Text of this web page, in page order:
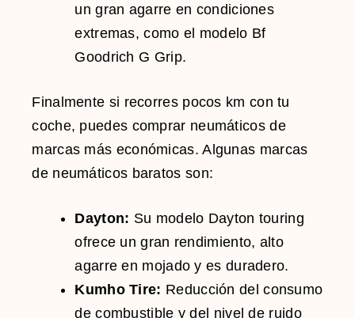
un gran agarre en condiciones
extremas, como el modelo Bf
Goodrich G Grip.
Finalmente si recorres pocos km con tu
coche, puedes comprar neumáticos de
marcas más económicas. Algunas marcas
de neumáticos baratos son:
Dayton: Su modelo Dayton touring
ofrece un gran rendimiento, alto
agarre en mojado y es duradero.
Kumho Tire: Reducción del consumo
de combustible y del nivel de ruido